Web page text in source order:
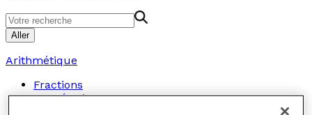
Aller
Arithmétique
Fractions
Numération